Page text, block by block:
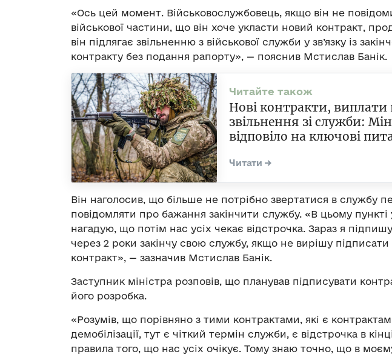
«Ось цей момент. Військовослужбовець, якщо він не
військової частини, що він хоче укласти новий контракт,
він підлягає звільненню з військової служби у зв’язку із
контракту без подання рапорту», — пояснив Мстислав Банік.
Нові контракти,
звільнення зі служби:
відповіло на ключові
Він наголосив, що більше не потрібно звертатися в службу
повідомляти про бажання закінчити службу. «В цьому пункті
нагадую, що потім нас усіх чекає відстрочка. Зараз я
через 2 роки закінчу свою службу, якщо не вирішу
контракт», — зазначив Мстислав Банік.
Заступник міністра розповів, що планував підписувати
його розробка.
«Розумів, що порівняно з тими контрактами, які є
демобілізації, тут є чіткий термін служби, є відстрочка в
правила того, що нас усіх очікує. Тому знаю точно, що в